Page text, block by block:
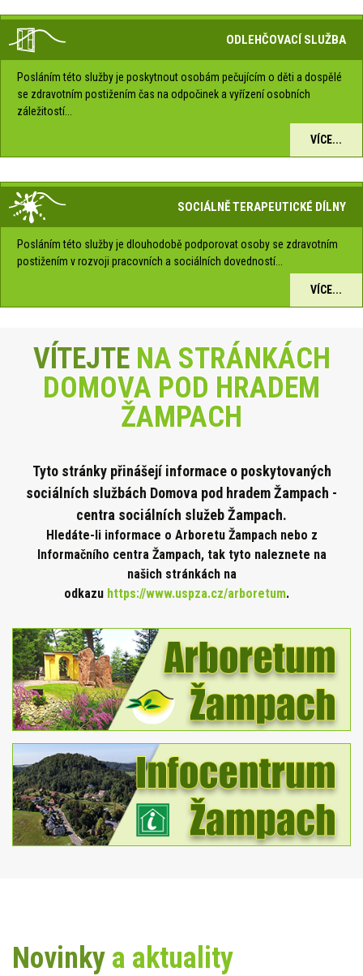
ODLEHČOVACÍ SLUŽBA
Posláním této služby je poskytnout osobám pečujícím o děti a dospělé
se zdravotním postižením čas na odpočinek a vyřízení osobních
záležitostí...
VÍCE...
SOCIÁLNĚ TERAPEUTICKÉ DÍLNY
Posláním této služby je dlouhodobě podporovat osoby se zdravotním
postižením v rozvoji pracovních a sociálních dovedností...
VÍCE...
VÍTEJTENA STRÁNKÁCH
DOMOVA POD HRADEM
ŽAMPACH
Tyto stránky přinášejí informace o poskytovaných
sociálních službách Domova pod hradem Žampach -
centra sociálních služeb Žampach.
Hledáte-li informace o Arboretu Žampach nebo z
Informačního centra Žampach, tak tyto naleznete na
našich stránkách na
odkazu https://www.uspza.cz/arboretum.
Novinky a aktuality